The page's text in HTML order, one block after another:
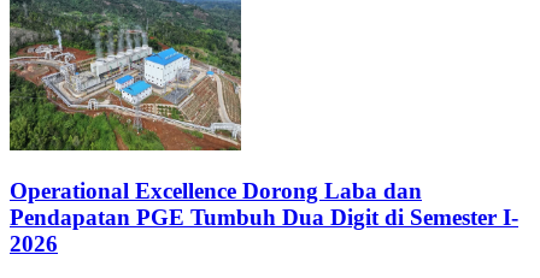
Operational Excellence Dorong Laba dan
Pendapatan PGE Tumbuh Dua Digit di Semester I-
2026